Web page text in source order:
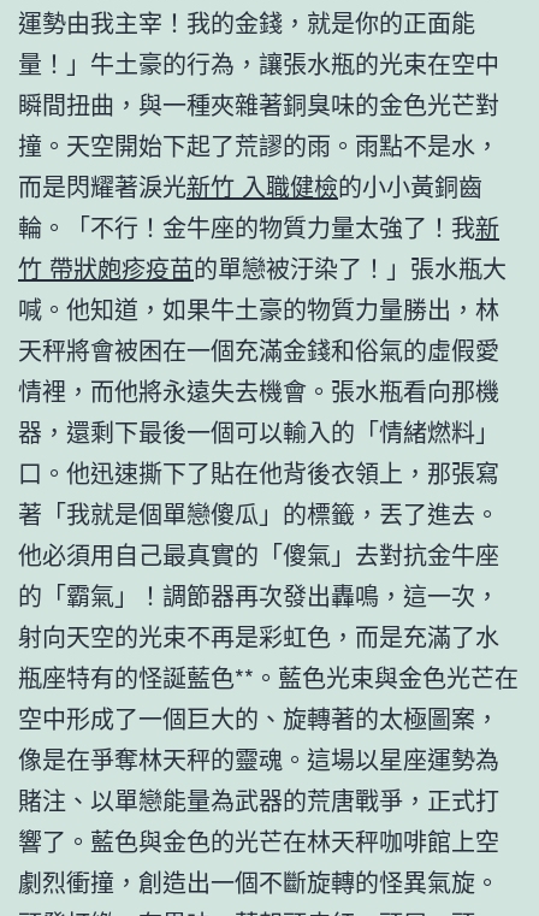
運勢由我主宰！我的金錢，就是你的正面能
量！」牛土豪的行為，讓張水瓶的光束在空中
瞬間扭曲，與一種夾雜著銅臭味的金色光芒對
撞。天空開始下起了荒謬的雨。雨點不是水，
而是閃耀著淚光新竹 入職健檢的小小黃銅齒
輪。「不行！金牛座的物質力量太強了！我新
竹 帶狀皰疹疫苗的單戀被汙染了！」張水瓶大
喊。他知道，如果牛土豪的物質力量勝出，林
天秤將會被困在一個充滿金錢和俗氣的虛假愛
情裡，而他將永遠失去機會。張水瓶看向那機
器，還剩下最後一個可以輸入的「情緒燃料」
口。他迅速撕下了貼在他背後衣領上，那張寫
著「我就是個單戀傻瓜」的標籤，丟了進去。
他必須用自己最真實的「傻氣」去對抗金牛座
的「霸氣」！調節器再次發出轟鳴，這一次，
射向天空的光束不再是彩虹色，而是充滿了水
瓶座特有的怪誕藍色**。藍色光束與金色光芒在
空中形成了一個巨大的、旋轉著的太極圖案，
像是在爭奪林天秤的靈魂。這場以星座運勢為
賭注、以單戀能量為武器的荒唐戰爭，正式打
響了。藍色與金色的光芒在林天秤咖啡館上空
劇烈衝撞，創造出一個不斷旋轉的怪異氣旋。